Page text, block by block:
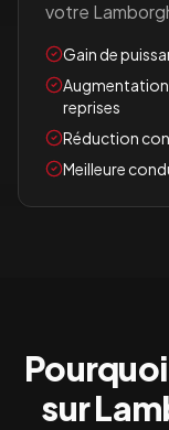
votre
Gain de
reprises
Réduction
Meilleure
sur